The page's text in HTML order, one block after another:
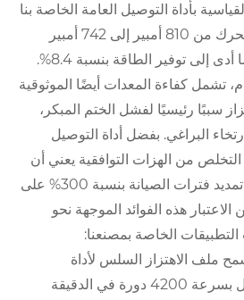
بأداة التوصيل العامة الخاصة بنا
إلى خفض سحب تيار المحرك من 810 أمبير إلى 742 أمبير
إلى توفير الطاقة بنسبة 8.4%.
تشمل كفاءة المعدات أيضًا الموثوقية
سببًا رئيسيًا لفشل الختم المبكر،
البراغي. بفضل أداة التوصيل
التخلص من الهزات التوافقية يعني أن
مشغلي المحطة يمكنهم تمديد فترات الصيانة بنسبة 300% على
الاعتبار هذه الفوائد الموجهة نحو
الخاصة بمصنعنا:
ملف الاهتزاز السلس لأداة
التوصيل العامة بالعمل بسرعة 4200 دورة في الدقيقة